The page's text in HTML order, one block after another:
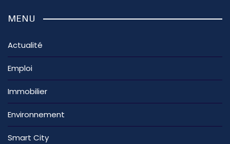
MENU
Actualité
Emploi
Immobilier
Environnement
Smart City